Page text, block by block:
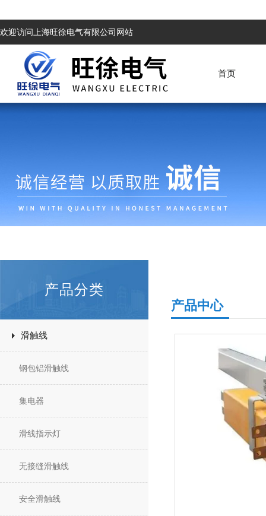
欢迎访问上海旺徐电气有限公司网站
首页
产品分类
滑触线
钢包铝滑触线
集电器
滑线指示灯
无接缝滑触线
安全滑触线
产品中心